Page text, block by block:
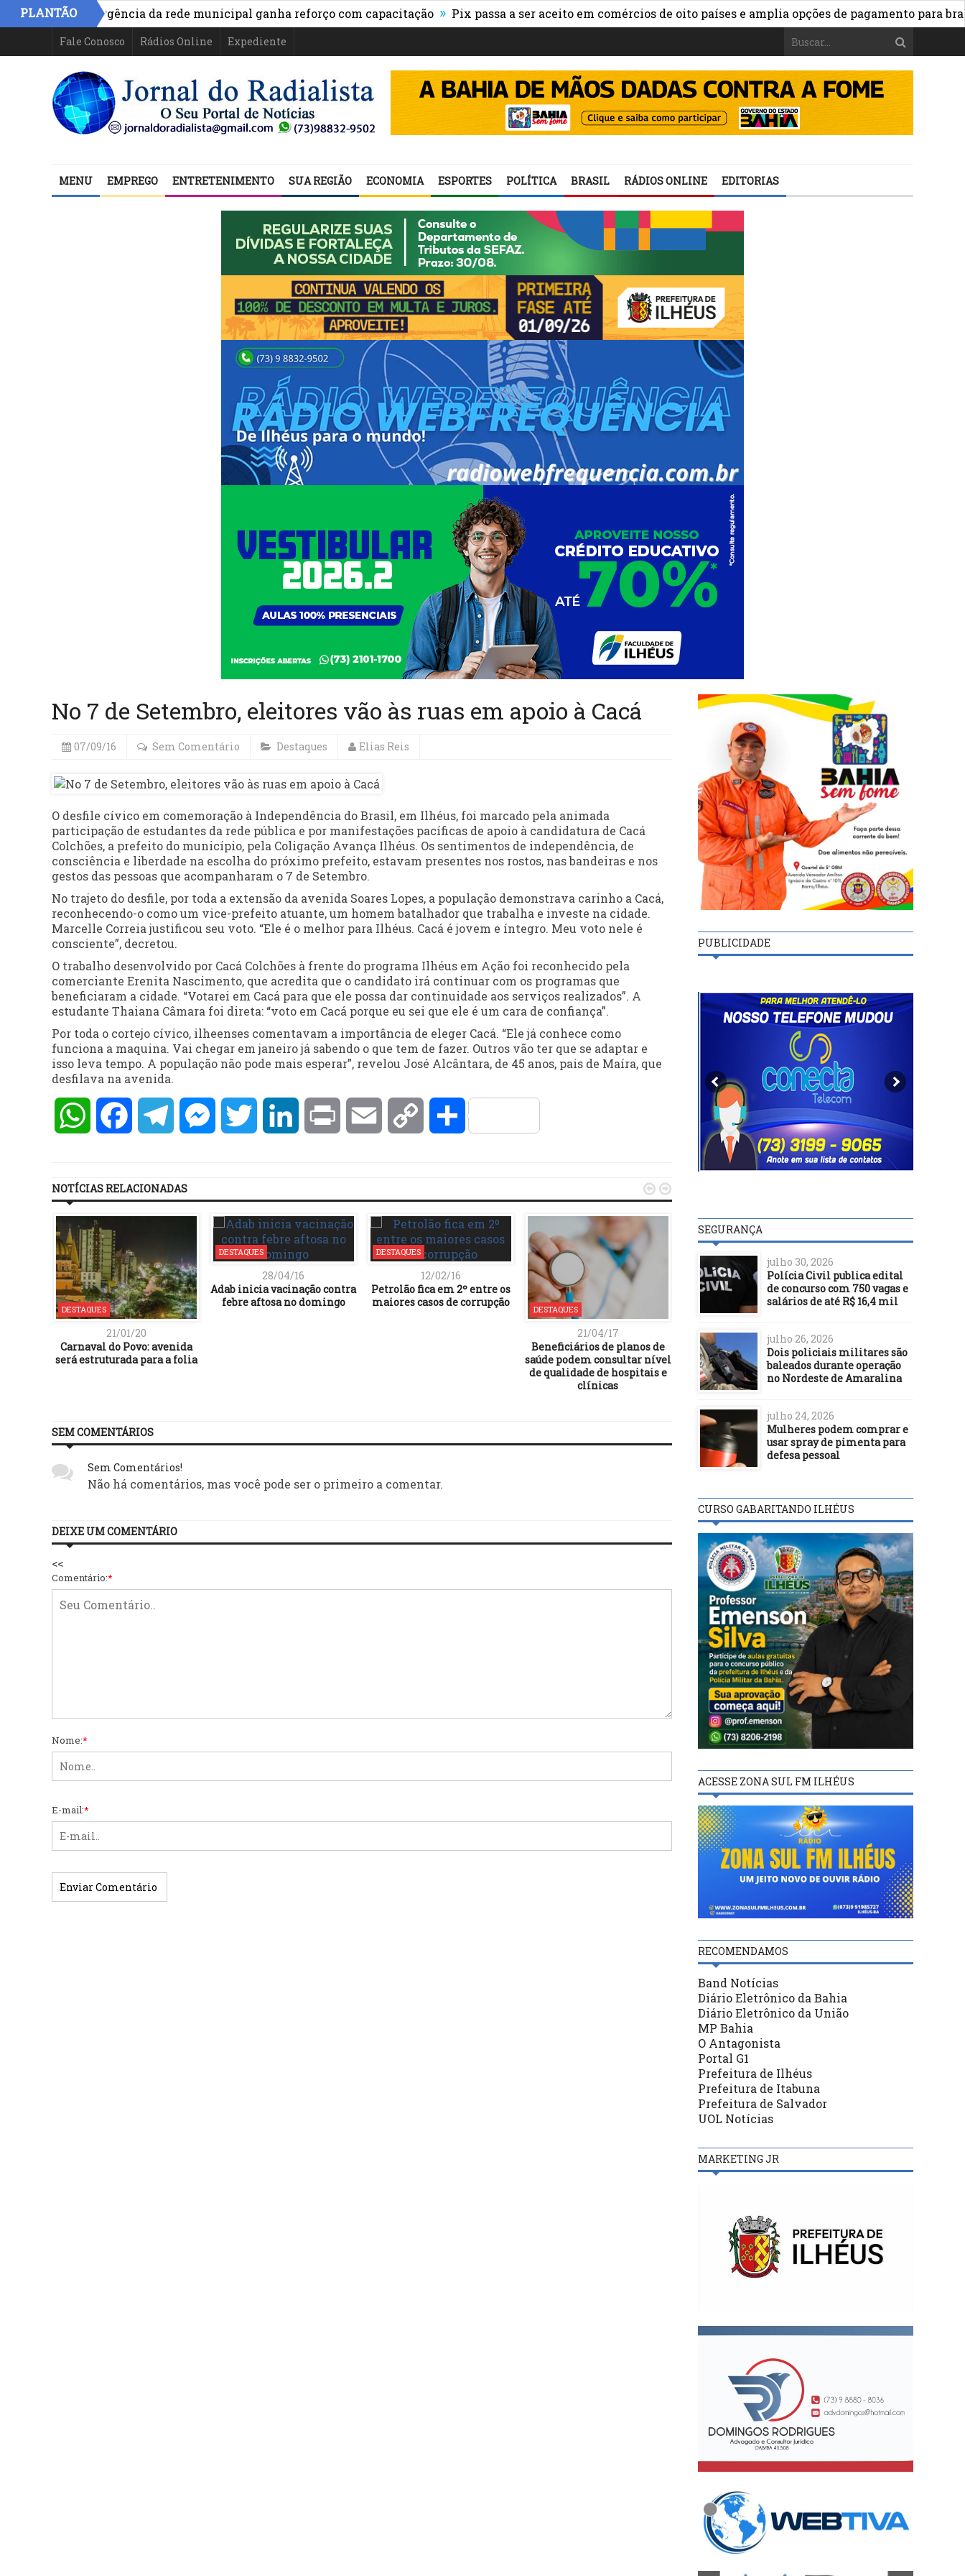
PLANTÃO
e emergência da rede municipal ganha reforço com capacitação » Pix passa a ser aceito em comércios de oito países e amplia opções de pagamento para
Fale Conosco Rádios Online Expediente
MENU EMPREGO ENTRETENIMENTO SUA REGIÃO ECONOMIA ESPORTES POLÍTICA BRASIL RÁDIOS ONLINE EDITORIAS
No 7 de Setembro, eleitores vão às ruas em apoio à Cacá
07/09/16 Sem Comentário Destaques Elias Reis
O desfile cívico em comemoração à Independência do Brasil, em Ilhéus, foi marcado pela animada
participação de estudantes da rede pública e por manifestações pacíficas de apoio à candidatura de Cacá
Colchões, a prefeito do município, pela Coligação Avança Ilhéus. Os sentimentos de independência, de
consciência e liberdade na escolha do próximo prefeito, estavam presentes nos rostos, nas bandeiras e nos
gestos das pessoas que acompanharam o 7 de Setembro.
No trajeto do desfile, por toda a extensão da avenida Soares Lopes, a população demonstrava carinho a Cacá,
reconhecendo-o como um vice-prefeito atuante, um homem batalhador que trabalha e investe na cidade.
Marcelle Correia justificou seu voto. “Ele é o melhor para Ilhéus. Cacá é jovem e íntegro. Meu voto nele é
consciente”, decretou.
O trabalho desenvolvido por Cacá Colchões à frente do programa Ilhéus em Ação foi reconhecido pela
comerciante Erenita Nascimento, que acredita que o candidato irá continuar com os programas que
beneficiaram a cidade. “Votarei em Cacá para que ele possa dar continuidade aos serviços realizados”. A
estudante Thaiana Câmara foi direta: “voto em Cacá porque eu sei que ele é um cara de confiança”.
Por toda o cortejo cívico, ilheenses comentavam a importância de eleger Cacá. “Ele já conhece como
funciona a maquina. Vai chegar em janeiro já sabendo o que tem de fazer. Outros vão ter que se adaptar e
isso leva tempo. A população não pode mais esperar”, revelou José Alcântara, de 45 anos, pais de Maíra, que
desfilava na avenida.
WhatsAppFacebookTelegramMessengerTwitter LinkedInPrint Email Copy Compartilhar
NOTÍCIAS RELACIONADAS
DESTAQUES
21/01/20
Carnaval do Povo: avenida
será estruturada para a folia
DESTAQUES
28/04/16
Adab inicia vacinação contra
febre aftosa no domingo
DESTAQUES
12/02/16
Petrolão fica em 2º entre os
maiores casos de corrupção
DESTAQUES
21/04/17
Beneficiários de planos de
saúde podem consultar nível
de qualidade de hospitais e
clínicas
31/08/17
Brasil reencontra Equador
um ano depois da estreia
vitoriosa de Tite
DESTAQUES
Hipóteses de perda do
familiar são
 
SEM COMENTÁRIOS
Sem Comentários!
Não há comentários, mas você pode ser o primeiro a comentar.
DEIXE UM COMENTÁRIO
<<
Comentário:*
Nome:*
E-mail:*
PUBLICIDADE
SEGURANÇA
julho 30, 2026
Polícia Civil publica edital
de concurso com 750 vagas e
salários de até R$ 16,4 mil
julho 26, 2026
Dois policiais militares são
baleados durante operação
no Nordeste de Amaralina
julho 24, 2026
Mulheres podem comprar e
usar spray de pimenta para
defesa pessoal
CURSO GABARITANDO ILHÉUS
ACESSE ZONA SUL FM ILHÉUS
RECOMENDAMOS
Band Notícias
Diário Eletrônico da Bahia
Diário Eletrônico da União
MP Bahia
O Antagonista
Portal G1
Prefeitura de Ilhéus
Prefeitura de Itabuna
Prefeitura de Salvador
UOL Notícias
MARKETING JR